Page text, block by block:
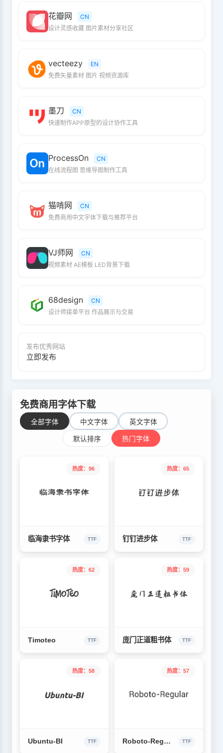
花瓣网
CN
设计灵感收藏 图片素材分享社区
vecteezy
EN
免费矢量素材 图片 视频资源库
墨刀
CN
快速制作APP原型的设计协作工具
ProcessOn
CN
在线流程图 思维导图制作工具
猫啃网
CN
免费商用中文字体下载与推荐平台
VJ师网
CN
视频素材 AE模板 LED背景下载
68design
CN
设计师接单平台 作品展示与交易
发布优秀网站
立即发布
免费商用字体下载
全部字体 中文字体 英文字体
默认排序 热门字体
热度：96
临海隶书字体 TTF
热度：65
钉钉进步体 TTF
热度：62
Timoteo TTF
热度：59
庞门正道粗书体 TTF
热度：58
Ubuntu-BI TTF
热度：57
Roboto-Regular TTF